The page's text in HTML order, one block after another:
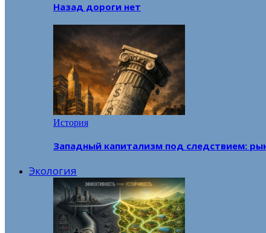
Назад дороги нет
История
Западный капитализм под следствием:
Экология